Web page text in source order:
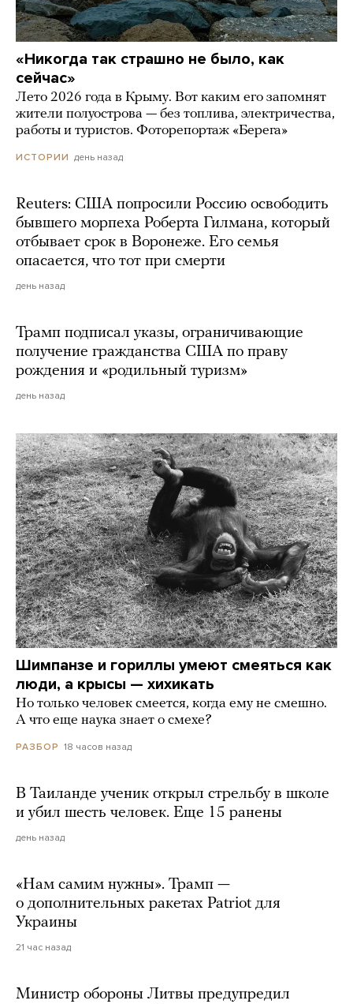
«Никогда так страшно не было, как
сейчас»
Лето 2026 года в Крыму. Вот каким его запомнят
жители полуострова — без топлива, электричества,
работы и туристов. Фоторепортаж «Берега»
ИСТОРИИ день назад
Reuters: США попросили Россию освободить
бывшего морпеха Роберта Гилмана, который
отбывает срок в Воронеже. Его семья
опасается, что тот при смерти
день назад
Трамп подписал указы, ограничивающие
получение гражданства США по праву
рождения и «родильный туризм»
день назад
Шимпанзе и гориллы умеют смеяться как
люди, а крысы — хихикать
Но только человек смеется, когда ему не смешно.
А что еще наука знает о смехе?
РАЗБОР 18 часов назад
В Таиланде ученик открыл стрельбу в школе
и убил шесть человек. Еще 15 ранены
день назад
«Нам самим нужны». Трамп —
о дополнительных ракетах Patriot для
Украины
21 час назад
Министр обороны Литвы предупредил